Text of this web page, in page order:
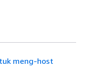
meng-host